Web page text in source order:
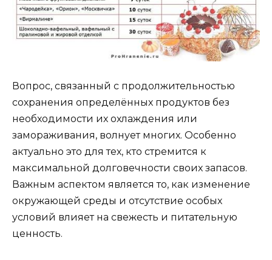
Вопрос, связанный с продолжительностью
сохранения определённых продуктов без
необходимости их охлаждения или
замораживания, волнует многих. Особенно
актуально это для тех, кто стремится к
максимальной долговечности своих запасов.
Важным аспектом является то, как изменение
окружающей среды и отсутствие особых
условий влияет на свежесть и питательную
ценность.